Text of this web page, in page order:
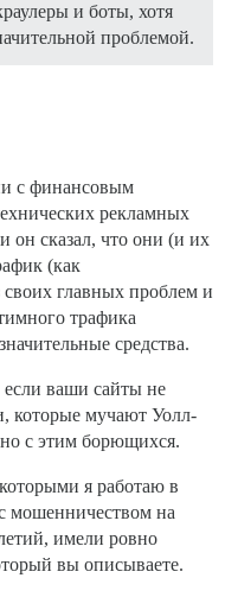
и боты, хотя
проблемой.
с финансовым
рекламных
он сказал, что они (и их
(как
главных проблем и
трафика
средства.
если ваши сайты не
которые мучают Уолл-
с этим борющихся.
я работаю в
мошенничеством на
имели ровно
вы описываете.